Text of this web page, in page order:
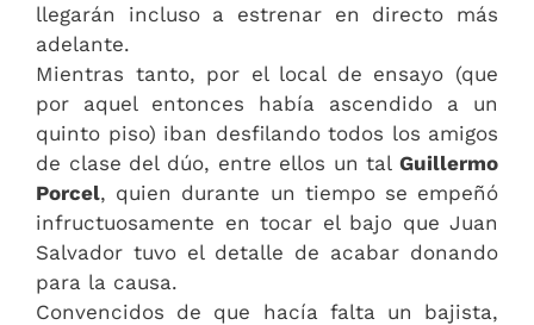
llegarán incluso a estrenar en directo más
adelante.
Mientras tanto, por el local de ensayo (que
por aquel entonces había ascendido a un
quinto piso) iban desfilando todos los amigos
de clase del dúo, entre ellos un tal Guillermo
Porcel, quien durante un tiempo se empeñó
infructuosamente en tocar el bajo que Juan
Salvador tuvo el detalle de acabar donando
para la causa.
Convencidos de que hacía falta un bajista,